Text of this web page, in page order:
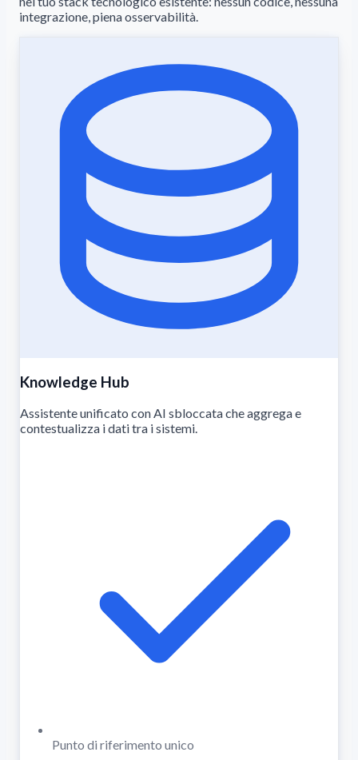
integrazione, piena osservabilità.
Knowledge Hub
Assistente unificato con AI sbloccata che aggrega e
contestualizza i dati tra i sistemi.
Punto di riferimento unico